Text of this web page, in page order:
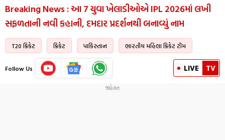
Breaking News : આ 7 યુવા ખેલાડીઓએ IPL 2026માં લખી
સફળતાની નવી કહાની, દમદાર પ્રદર્શનથી બનાવ્યું નામ
T20 ક્રિકેટ ક્રિકેટ પાકિસ્તાન ભારતીય મહિલા ક્રિકેટ ટીમ
Follow Us LIVE TV